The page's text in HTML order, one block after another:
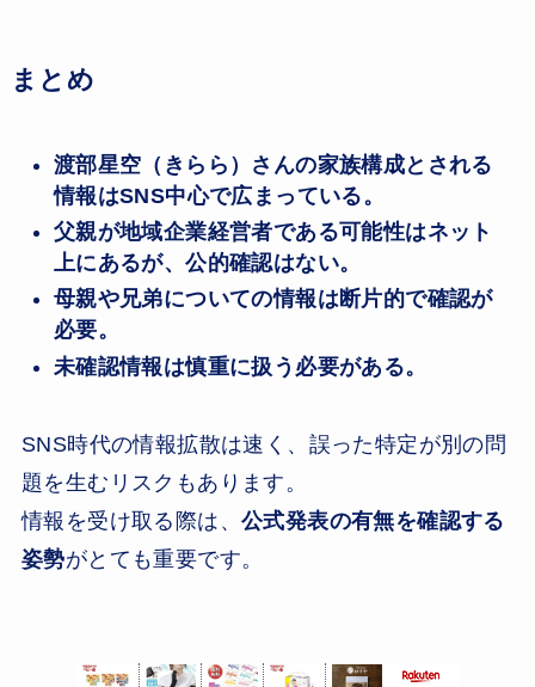
まとめ
渡部星空（きらら）さんの家族構成とされる
情報はSNS中心で広まっている。
父親が地域企業経営者である可能性はネット
上にあるが、公的確認はない。
母親や兄弟についての情報は断片的で確認が
必要。
未確認情報は慎重に扱う必要がある。
SNS時代の情報拡散は速く、誤った特定が別の問
題を生むリスクもあります。
情報を受け取る際は、 公式発表の有無を確認する
姿勢がとても重要です。